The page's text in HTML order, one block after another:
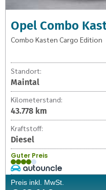
Opel Combo
Combo Kasten Cargo Edition
Standort:
Maintal
Kilometerstand:
43.778 km
Kraftstoff:
Diesel
Guter Preis
Preis inkl. MwSt.